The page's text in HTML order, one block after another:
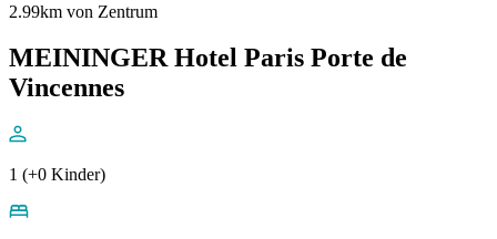
2.99km von Zentrum
MEININGER Hotel Paris Porte de
Vincennes
1 (+0 Kinder)